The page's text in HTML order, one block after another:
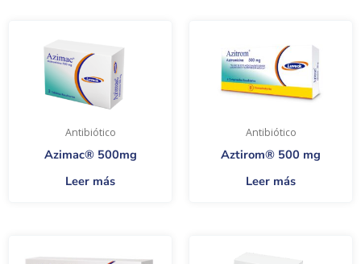
Antibiótico
Azimac® 500mg
Leer más
Antibiótico
Aztirom® 500 mg
Leer más